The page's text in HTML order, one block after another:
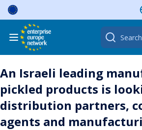
Skip
content
Search
for:
An Israeli leading
pickled products is
distribution partners,
agents and